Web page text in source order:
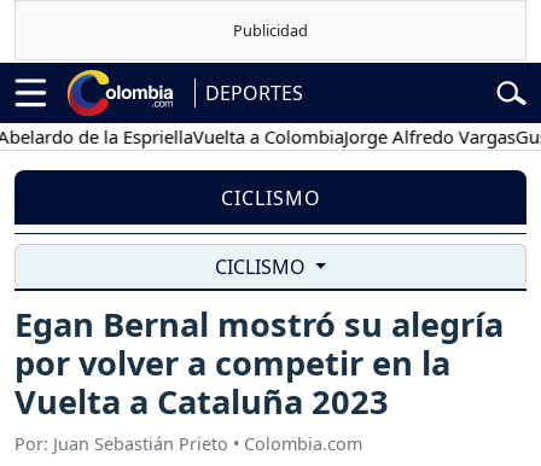
DEPORTES
de la EspriellaVuelta a ColombiaJorge Alfredo VargasGustavo
CICLISMO
CICLISMO
Egan Bernal mostró su alegría
por volver a competir en la
Vuelta a Cataluña 2023
Por: Juan Sebastián Prieto • Colombia.com